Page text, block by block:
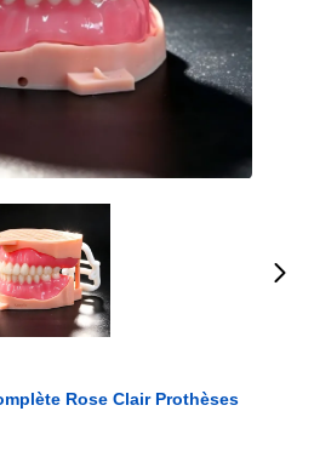
Rose Clair Prothèses